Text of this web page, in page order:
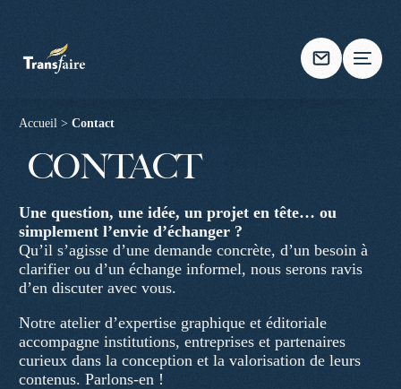
Accueil >Contact
CONTACT
Une question, une idée, un projet en tête… ou
simplement l’envie d’échanger ?
Qu’il s’agisse d’une demande concrète, d’un besoin à
clarifier ou d’un échange informel, nous serons ravis
d’en discuter avec vous.
Notre atelier d’expertise graphique et éditoriale
accompagne institutions, entreprises et partenaires
curieux dans la conception et la valorisation de leurs
contenus. Parlons-en !